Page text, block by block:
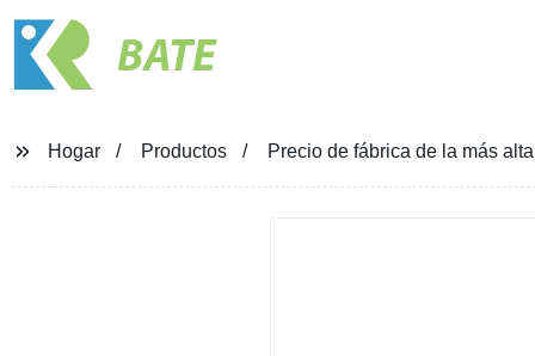
BATE
Hogar Productos Precio de fábrica de la más